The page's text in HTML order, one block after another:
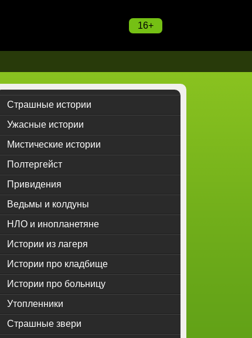
16+
Страшные истории
Ужасные истории
Мистические истории
Полтергейст
Привидения
Ведьмы и колдуны
НЛО и инопланетяне
Истории из лагеря
Истории про кладбище
Истории про больницу
Утопленники
Страшные звери